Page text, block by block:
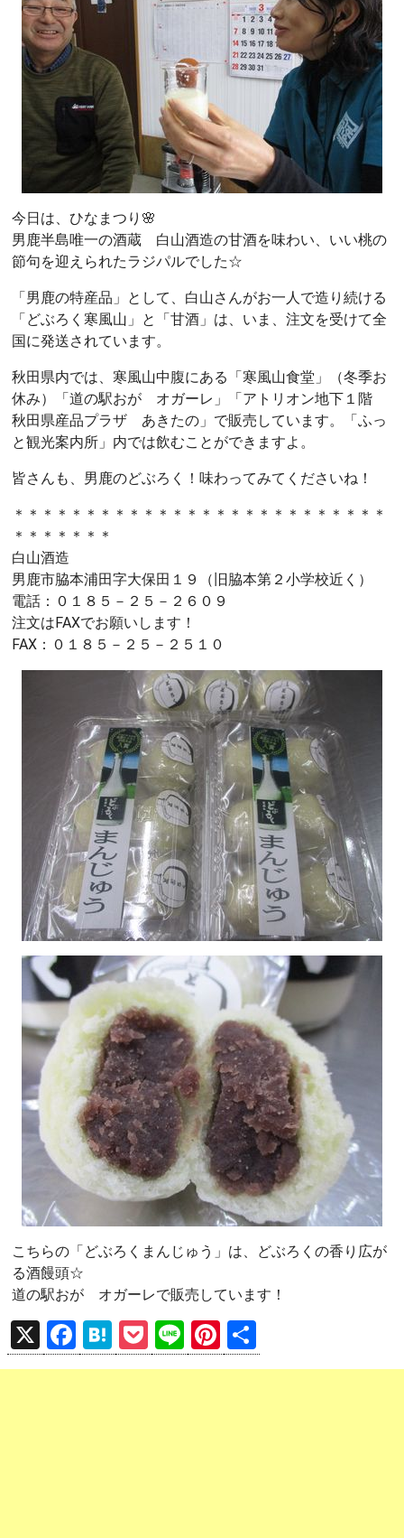
今日は、ひなまつり🌸
男鹿半島唯一の酒蔵 白山酒造の甘酒を味わい、いい桃の
節句を迎えられたラジパルでした☆
「男鹿の特産品」として、白山さんがお一人で造り続ける
「どぶろく寒風山」と「甘酒」は、いま、注文を受けて全
国に発送されています。
秋田県内では、寒風山中腹にある「寒風山食堂」（冬季お
休み）「道の駅おが オガーレ」「アトリオン地下１階
秋田県産品プラザ あきたの」で販売しています。「ふっ
と観光案内所」内では飲むことができますよ。
皆さんも、男鹿のどぶろく！味わってみてくださいね！
＊＊＊＊＊＊＊＊＊＊＊＊＊＊＊＊＊＊＊＊＊＊＊＊＊＊
＊＊＊＊＊＊＊
白山酒造
男鹿市脇本浦田字大保田１９（旧脇本第２小学校近く）
電話：０１８５－２５－２６０９
注文はFAXでお願いします！
FAX：０１８５－２５－２５１０
こちらの「どぶろくまんじゅう」は、どぶろくの香り広が
る酒饅頭☆
道の駅おが オガーレで販売しています！
X
F
a
H
at
P
o
Li
n
Pi
nt 有